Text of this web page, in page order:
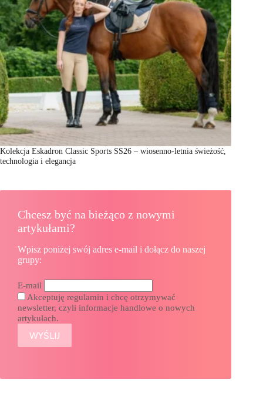
Kolekcja Eskadron Classic Sports SS26 – wiosenno-letnia świeżość,
technologia i elegancja
Chcesz być na bieżąco z nowymi
artykułami?
Wpisz poniżej swój adres e-mail i dołącz do naszej
grupy:
E-mail
Akceptuję regulamin i chcę otrzymywać
newsletter, czyli informacje handlowe o nowych
artykułach.